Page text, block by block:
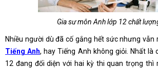
Gia sư môn Anh lớp 12 chất
Nhiều người dù đã cố gắng hết sức nhưng
Tiếng Anh, hay Tiếng Anh không giỏi. Nhất là
12 đang đối diện với hai kỳ thi quan trọng thì